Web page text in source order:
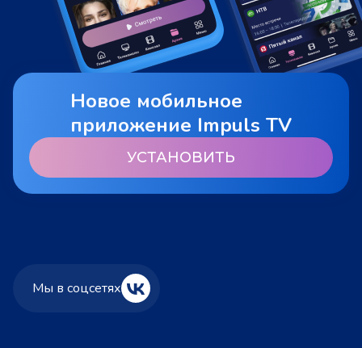
Новое мобильное
приложение Impuls TV
УСТАНОВИТЬ
Мы в соцсетях